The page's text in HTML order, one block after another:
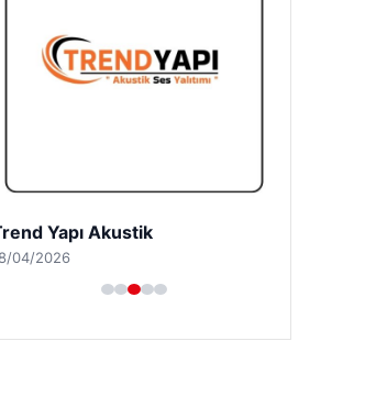
Trend Yapı Akustik